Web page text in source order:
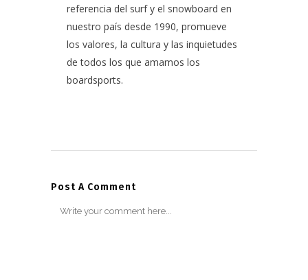
referencia del surf y el snowboard en
nuestro país desde 1990, promueve
los valores, la cultura y las inquietudes
de todos los que amamos los
boardsports.
Post A Comment